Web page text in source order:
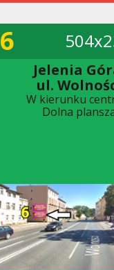
6
Jelenia
ul.
W kierunku
Dolna